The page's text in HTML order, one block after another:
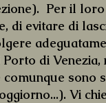
Per il
di evitare di
di
sono
Vi